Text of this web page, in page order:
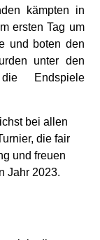
kämpten in
ersten Tag um
und boten den
unter den
Endspiele
bei allen
die fair
und freuen
Jahr 2023.